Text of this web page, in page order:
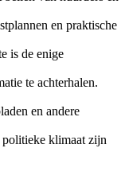
en praktische
is de enige
te achterhalen.
en andere
klimaat zijn